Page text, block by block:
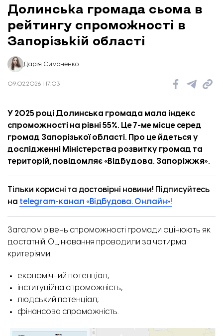
Долинська громада сьома в
рейтингу спроможності в
Запорізькій області
Дарія Симоненко
09.02.2026 | 17:03
У 2025 році Долинська громада мала індекс
спроможності на рівні 55%. Це 7-ме місце серед
громад Запорізької області. Про це йдеться у
дослідженні Міністерства розвитку громад та
територій, повідомляє «Відбудова. Запоріжжя».
Тільки корисні та достовірні новини! Підписуйтесь
на telegram-канал «Відбудова. Онлайн»!
Загалом рівень спроможності громади оцінюють як
достатній. Оцінювання проводили за чотирма
критеріями:
економічний потенціал;
інституційна спроможність;
людський потенціал;
фінансова спроможність.